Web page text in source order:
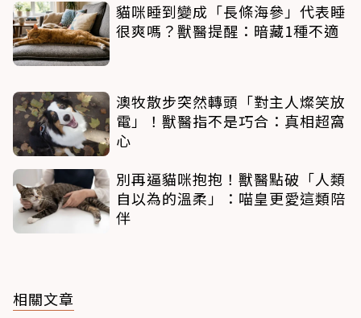
貓咪睡到變成「長條海參」代表睡
很爽嗎？獸醫提醒：暗藏1種不適
澳牧散步突然轉頭「對主人燦笑放
電」！獸醫指不是巧合：真相超窩
心
別再逼貓咪抱抱！獸醫點破「人類
自以為的溫柔」：喵皇更愛這類陪
伴
相關文章